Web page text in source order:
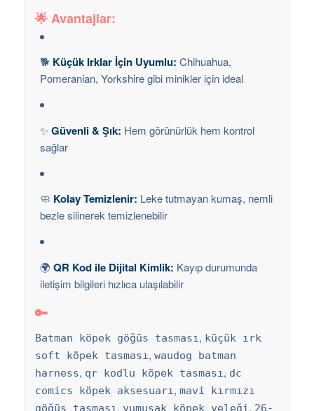
🌟Avantajlar:
🐕 Küçük Irklar İçin Uyumlu: Chihuahua,
Pomeranian, Yorkshire gibi minikler için ideal
✨Güvenli & Şık: Hem görünürlük hem kontrol
sağlar
🧼 Kolay Temizlenir: Leke tutmayan kumaş, nemli
bezle silinerek temizlenebilir
🌍 QR Kod ile Dijital Kimlik: Kayıp durumunda
iletişim bilgileri hızlıca ulaşılabilir
🔑
Batman köpek göğüs tasması, küçük ırk
soft köpek tasması, waudog batman
harness, qr kodlu köpek tasması, dc
comics köpek aksesuarı, mavi kırmızı
göğüs tasması , yumuşak köpek yeleği , 26-